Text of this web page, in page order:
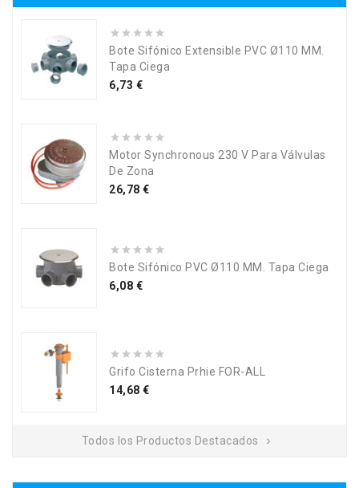
Bote Sifónico Extensible PVC Ø110 MM.
Tapa Ciega
Precio
6,73 €
Motor Synchronous 230 V Para Válvulas
De Zona
Precio
26,78 €
Bote Sifónico PVC Ø110 MM. Tapa Ciega
Precio
6,08 €
Grifo Cisterna Prhie FOR-ALL
Precio
14,68 €
Todos los Productos Destacados 